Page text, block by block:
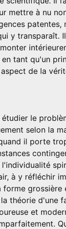
mettre à nu
patentes,
y transparaît.
tant qu'un
de la
le
selon la
il porte
à y réfléchir
forme grossière
théorie d'une
et